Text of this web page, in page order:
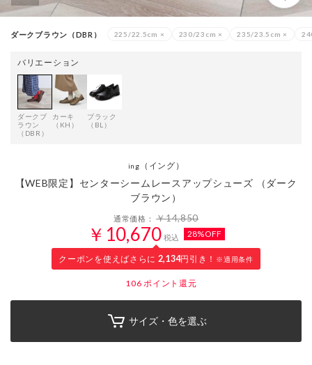
ダークブラウン（DBR） 225/22.5cm × 230/23cm × 235/23.5cm ×
バリエーション
ダークブ
ラウン
（DBR）
カーキ
（KH）
ブラック
（BL）
ing （イング）
【WEB限定】センターシームレースアップシューズ （ダーク
ブラウン）
通常価格：￥14,850
￥10,670 税込 28%OFF
クーポンを使えばさらに 2,134円引き！ ※適用条件
106 ポイント還元
サイズ・色を選ぶ